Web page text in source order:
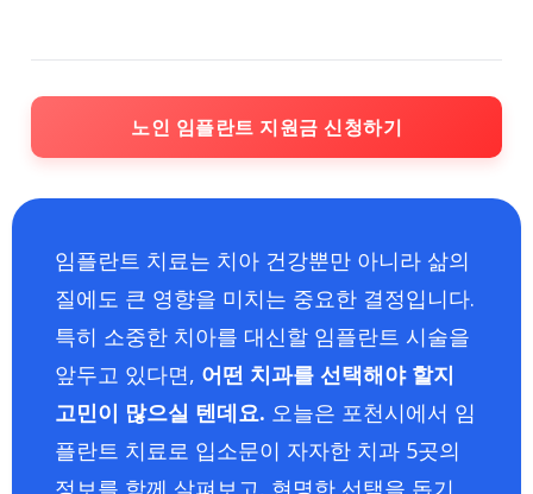
노인 임플란트 지원금 신청하기
임플란트 치료는 치아 건강뿐만 아니라 삶의
질에도 큰 영향을 미치는 중요한 결정입니다.
특히 소중한 치아를 대신할 임플란트 시술을
앞두고 있다면, 어떤 치과를 선택해야 할지
고민이 많으실 텐데요. 오늘은 포천시에서 임
플란트 치료로 입소문이 자자한 치과 5곳의
정보를 함께 살펴보고, 현명한 선택을 돕기